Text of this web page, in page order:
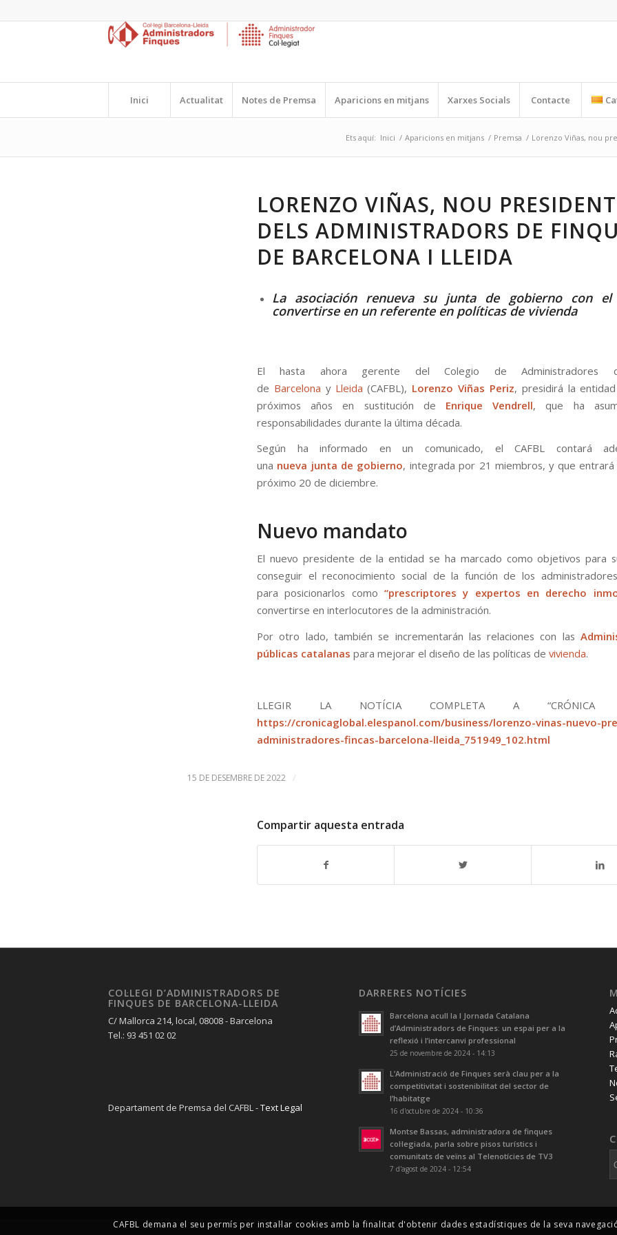
Inici Actualitat Notes de Premsa Aparicions en mitjans Xarxes Socials Contacte
Ets aquí: Inici / Aparicions en mitjans / Premsa / Lorenzo Viñas, nou
LORENZO VIÑAS, NOU PRESIDENT
DELS ADMINISTRADORS DE
DE BARCELONA I LLEIDA
La asociación renueva su junta de gobierno con
convertirse en un referente en políticas de vivienda
El hasta ahora gerente del Colegio de Administradores
de Barcelona y Lleida (CAFBL), Lorenzo Viñas Periz, presidirá la
próximos años en sustitución de Enrique Vendrell, que ha
responsabilidades durante la última década.
Según ha informado en un comunicado, el CAFBL contará
una nueva junta de gobierno, integrada por 21 miembros, y que
próximo 20 de diciembre.
Nuevo mandato
El nuevo presidente de la entidad se ha marcado como objetivos para
conseguir el reconocimiento social de la función de los
para posicionarlos como “prescriptores y expertos en derecho
convertirse en interlocutores de la administración.
Por otro lado, también se incrementarán las relaciones con las
públicas catalanas para mejorar el diseño de las políticas de vivienda.
LLEGIR LA NOTÍCIA COMPLETA A “CRÓNICA
https://cronicaglobal.elespanol.com/business/lorenzo-vinas-nuevo-
administradores-fincas-barcelona-lleida_751949_102.html
15 DE DESEMBRE DE 2022 /
Compartir aquesta entrada
COL·LEGI D’ADMINISTRADORS DE
FINQUES DE BARCELONA-LLEIDA
C/ Mallorca 214, local, 08008 - Barcelona
Tel.: 93 451 02 02
Departament de Premsa del CAFBL -Text Legal
DARRERES NOTÍCIES
Barcelona acull la I Jornada Catalana
d’Administradors de Finques: un espai per a la
reflexió i l’intercanvi professional
25 de novembre de 2024 - 14:13
L’Administració de Finques serà clau per a la
competitivitat i sostenibilitat del sector de
l’habitatge
16 d'octubre de 2024 - 10:36
Montse Bassas, administradora de finques
col·legiada, parla sobre pisos turístics i
comunitats de veïns al Telenotícies de TV3
7 d'agost de 2024 - 12:54
CAFBL demana el seu permís per instal·lar cookies amb la finalitat d'obtenir dades estadístiques de la seva